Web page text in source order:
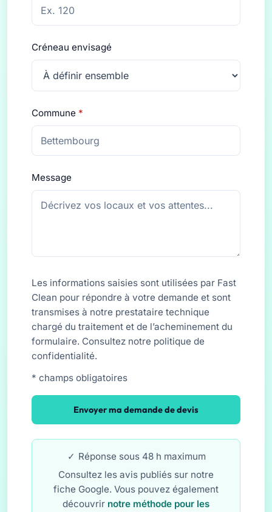
Créneau envisagé
Commune *
Message
Les informations saisies sont utilisées par Fast
Clean pour répondre à votre demande et sont
transmises à notre prestataire technique
chargé du traitement et de l’acheminement du
formulaire. Consultez notre politique de
confidentialité.
* champs obligatoires
Envoyer ma demande de devis
Réponse sous 48 h maximum
Consultez les avis publiés sur notre
fiche Google. Vous pouvez également
découvrir notre méthode pour les